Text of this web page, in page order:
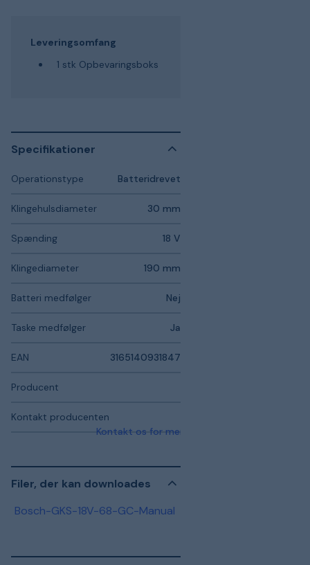
Leveringsomfang
1 stk Opbevaringsboks
Specifikationer
Operationstype Batteridrevet
Klingehulsdiameter 30 mm
Spænding 18 V
Klingediameter 190 mm
Batteri medfølger Nej
Taske medfølger Ja
EAN 3165140931847
Producent
Kontakt producenten
Kontakt os for mere information
Filer, der kan downloades
Bosch-GKS-18V-68-GC-Manual